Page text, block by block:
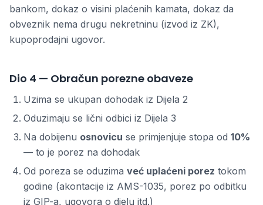
bankom, dokaz o visini plaćenih kamata, dokaz da
obveznik nema drugu nekretninu (izvod iz ZK),
kupoprodajni ugovor.
Dio 4 — Obračun porezne obaveze
Uzima se ukupan dohodak iz Dijela 2
Oduzimaju se lični odbici iz Dijela 3
Na dobijenu osnovicu se primjenjuje stopa od 10%
— to je porez na dohodak
Od poreza se oduzima već uplaćeni porez tokom
godine (akontacije iz AMS-1035, porez po odbitku
iz GIP-a, ugovora o djelu itd.)